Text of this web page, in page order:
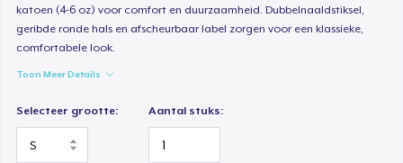
katoen (4-6 oz) voor comfort en duurzaamheid. Dubbelnaaldstiksel,
geribde ronde hals en afscheurbaar label zorgen voor een klassieke,
comfortabele look.
Toon Meer Details
Selecteer grootte: Aantal stuks: